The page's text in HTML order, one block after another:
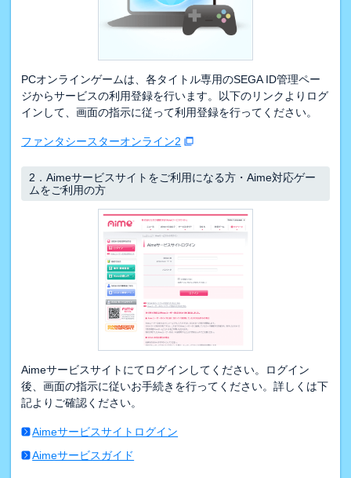
PCオンラインゲームは、各タイトル専用のSEGA ID管理ペー
ジからサービスの利用登録を行います。以下のリンクよりログ
インして、画面の指示に従って利用登録を行ってください。
ファンタシースターオンライン2
2．Aimeサービスサイトをご利用になる方・Aime対応ゲー
ムをご利用の方
Aimeサービスサイトにてログインしてください。ログイン
後、画面の指示に従いお手続きを行ってください。詳しくは下
記よりご確認ください。
Aimeサービスサイトログイン
Aimeサービスガイド